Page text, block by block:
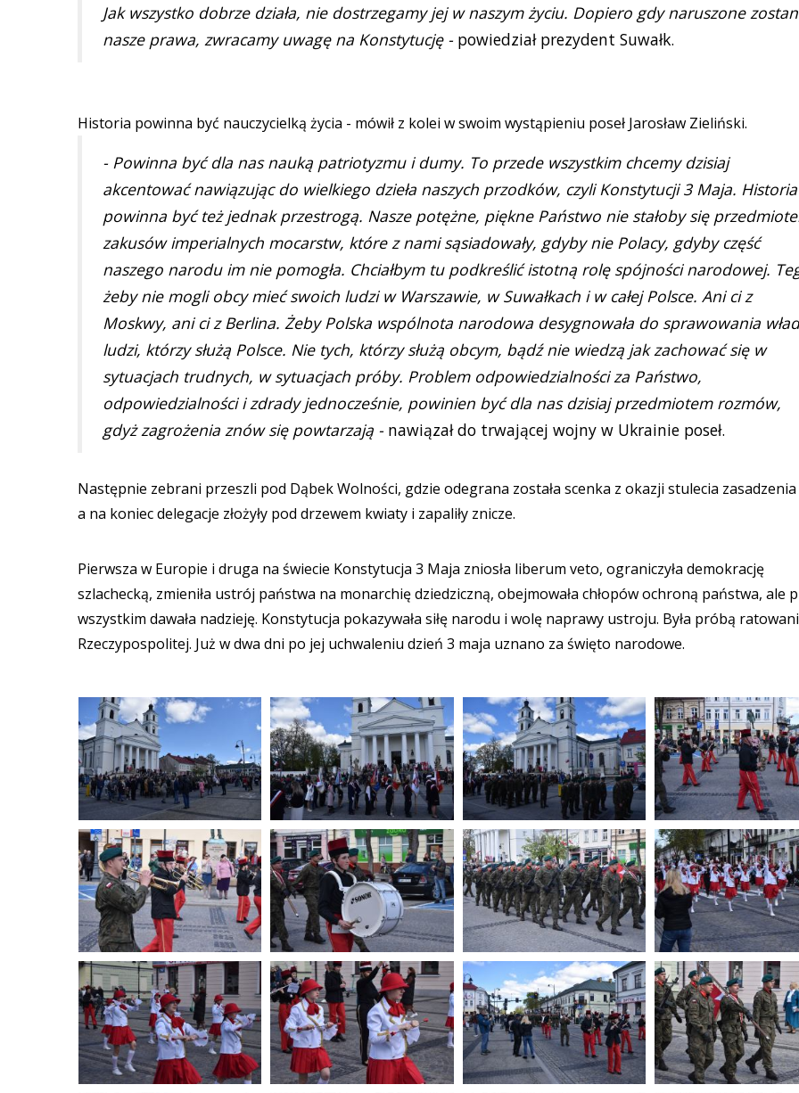
Jak wszystko dobrze działa, nie dostrzegamy jej w naszym życiu. Dopiero gdy naruszone
nasze prawa, zwracamy uwagę na Konstytucję - powiedział prezydent Suwałk.
Historia powinna być nauczycielką życia - mówił z kolei w swoim wystąpieniu poseł Jarosław Zieliński.
- Powinna być dla nas nauką patriotyzmu i dumy. To przede wszystkim chcemy dzisiaj
akcentować nawiązując do wielkiego dzieła naszych przodków, czyli Konstytucji 3 Maja. Historia
powinna być też jednak przestrogą. Nasze potężne, piękne Państwo nie stałoby się
zakusów imperialnych mocarstw, które z nami sąsiadowały, gdyby nie Polacy, gdyby część
naszego narodu im nie pomogła. Chciałbym tu podkreślić istotną rolę spójności narodowej.
żeby nie mogli obcy mieć swoich ludzi w Warszawie, w Suwałkach i w całej Polsce. Ani ci z
Moskwy, ani ci z Berlina. Żeby Polska wspólnota narodowa desygnowała do sprawowania
ludzi, którzy służą Polsce. Nie tych, którzy służą obcym, bądź nie wiedzą jak zachować się w
sytuacjach trudnych, w sytuacjach próby. Problem odpowiedzialności za Państwo,
odpowiedzialności i zdrady jednocześnie, powinien być dla nas dzisiaj przedmiotem rozmów,
gdyż zagrożenia znów się powtarzają - nawiązał do trwającej wojny w Ukrainie poseł.
Następnie zebrani przeszli pod Dąbek Wolności, gdzie odegrana została scenka z okazji stulecia
a na koniec delegacje złożyły pod drzewem kwiaty i zapaliły znicze.
Pierwsza w Europie i druga na świecie Konstytucja 3 Maja zniosła liberum veto, ograniczyła demokrację
szlachecką, zmieniła ustrój państwa na monarchię dziedziczną, obejmowała chłopów ochroną państwa, ale
wszystkim dawała nadzieję. Konstytucja pokazywała siłę narodu i wolę naprawy ustroju. Była próbą
Rzeczypospolitej. Już w dwa dni po jej uchwaleniu dzień 3 maja uznano za święto narodowe.